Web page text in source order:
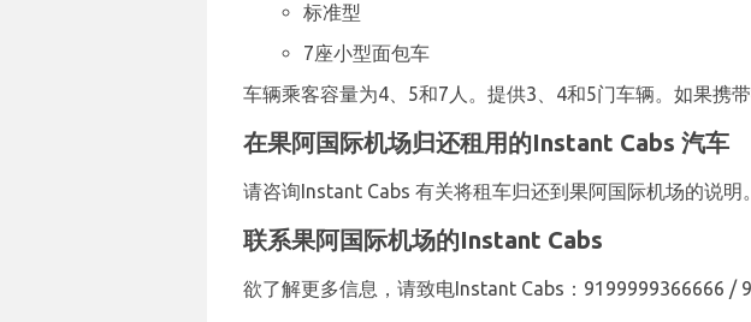
标准型
7座小型面包车
车辆乘客容量为4、5和7人。提供3、4和5门车辆。如果携
在果阿国际机场归还租用的Instant Cabs 汽车
请咨询Instant Cabs 有关将租车归还到果阿国际机场的说
联系果阿国际机场的Instant Cabs
欲了解更多信息，请致电Instant Cabs：9199999366666 /